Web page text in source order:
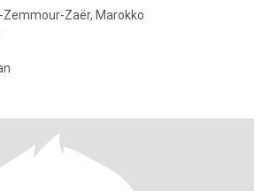
Zemmour-Zaër, Marokko